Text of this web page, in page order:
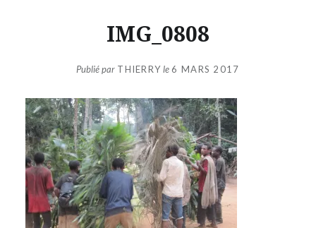
IMG_0808
Publié par THIERRYle6 MARS 2017